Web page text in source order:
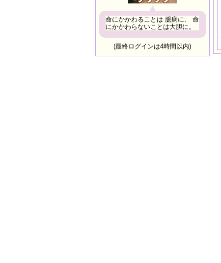
命にかかわることは 臆病に、 命
にかかわらないことは大胆に。
(最終ログインは4時間以内)